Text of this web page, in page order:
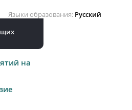
Языки образования Русский
на